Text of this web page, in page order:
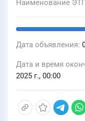
Наименование
Дата объявления
Дата и время
2025 г., 00:00